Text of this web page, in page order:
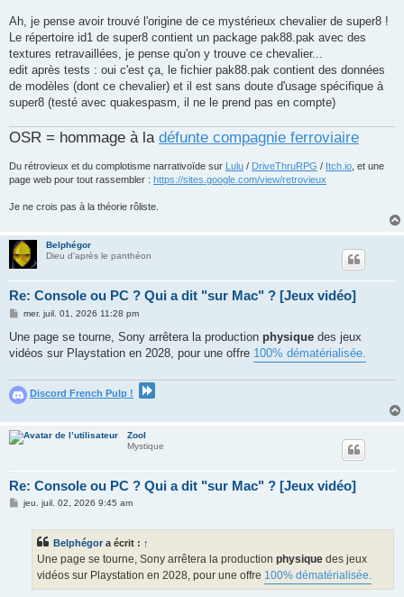
Ah, je pense avoir trouvé l'origine de ce mystérieux chevalier de super8 !
Le répertoire id1 de super8 contient un package pak88.pak avec des
textures retravaillées, je pense qu'on y trouve ce chevalier...
edit après tests : oui c'est ça, le fichier pak88.pak contient des données
de modèles (dont ce chevalier) et il est sans doute d'usage spécifique à
super8 (testé avec quakespasm, il ne le prend pas en compte)
OSR = hommage à la défunte compagnie ferroviaire
Du rétrovieux et du complotisme narrativoïde sur Lulu / DriveThruRPG / Itch.io , et une
page web pour tout rassembler : https://sites.google.com/view/retrovieux
Je ne crois pas à la théorie rôliste.
Belphégor
Dieu d'après le panthéon
Re: Console ou PC ? Qui a dit "sur Mac" ? [Jeux vidéo]
M
s
a
mer. juil. 01, 2026 11:28 pm
Une page se tourne, Sony arrêtera la production physique des jeux
vidéos sur Playstation en 2028, pour une offre 100% dématérialisée.
Discord French Pulp !
Zool
Mystique
Re: Console ou PC ? Qui a dit "sur Mac" ? [Jeux vidéo]
Mjeu. juil. 02, 2026 9:45 am
Belphégor a écrit : ↑
Une page se tourne, Sony arrêtera la production physique des jeux
vidéos sur Playstation en 2028, pour une offre 100% dématérialisée.